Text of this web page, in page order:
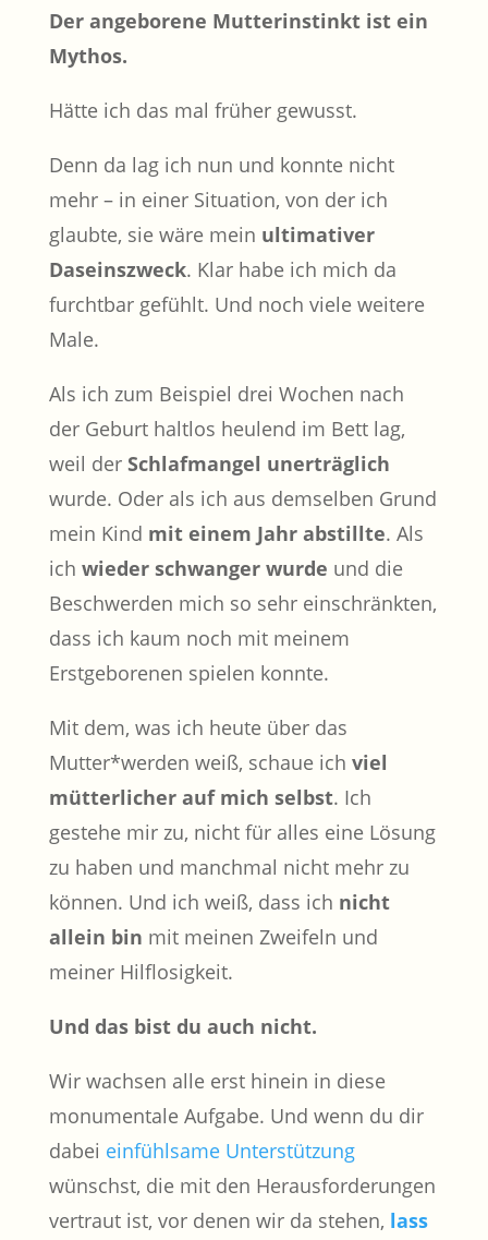
Der angeborene Mutterinstinkt ist ein
Mythos.
Hätte ich das mal früher gewusst.
Denn da lag ich nun und konnte nicht
mehr – in einer Situation, von der ich
glaubte, sie wäre mein ultimativer
Daseinszweck. Klar habe ich mich da
furchtbar gefühlt. Und noch viele weitere
Male.
Als ich zum Beispiel drei Wochen nach
der Geburt haltlos heulend im Bett lag,
weil der Schlafmangel unerträglich
wurde. Oder als ich aus demselben Grund
mein Kind mit einem Jahr abstillte. Als
ich wieder schwanger wurde und die
Beschwerden mich so sehr einschränkten,
dass ich kaum noch mit meinem
Erstgeborenen spielen konnte.
Mit dem, was ich heute über das
Mutter*werden weiß, schaue ich viel
mütterlicher auf mich selbst. Ich
gestehe mir zu, nicht für alles eine Lösung
zu haben und manchmal nicht mehr zu
können. Und ich weiß, dass ich nicht
allein bin mit meinen Zweifeln und
meiner Hilflosigkeit.
Und das bist du auch nicht.
Wir wachsen alle erst hinein in diese
monumentale Aufgabe. Und wenn du dir
dabei einfühlsame Unterstützung
wünschst, die mit den Herausforderungen
vertraut ist, vor denen wir da stehen, lass